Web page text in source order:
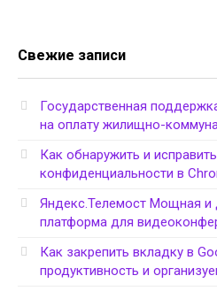
Свежие записи
Государственная
на оплату жилищно-
Как обнаружить и
конфиденциальности в
Яндекс.Телемост Мощная и
платформа для
Как закрепить вкладку в
продуктивность и